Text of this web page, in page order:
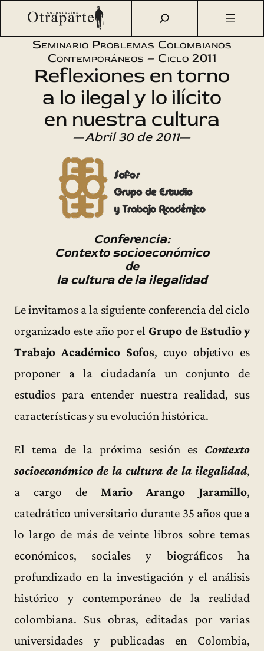
Saltar
contenido
Otraparte.org/Agenda Cultural /Sofos
socioeconómico de la ilegalidad
Seminario Problemas Colombianos
Contemporáneos – Ciclo 2011
Reflexiones en torno
a lo ilegal y lo ilícito
en nuestra cultura
—Abril 30 de 2011—
Conferencia:
Contexto socioeconómico
de
la cultura de la ilegalidad
Le invitamos a la siguiente conferencia del ciclo
organizado este año por el Grupo de Estudio y
Trabajo Académico Sofos, cuyo objetivo es
proponer a la ciudadanía un conjunto de
estudios para entender nuestra realidad, sus
características y su evolución histórica.
El tema de la próxima sesión es Contexto
socioeconómico de la cultura de la ilegalidad,
a cargo de Mario Arango Jaramillo,
catedrático universitario durante 35 años que a
lo largo de más de veinte libros sobre temas
económicos, sociales y biográficos ha
profundizado en la investigación y el análisis
histórico y contemporáneo de la realidad
colombiana. Sus obras, editadas por varias
universidades y publicadas en Colombia,